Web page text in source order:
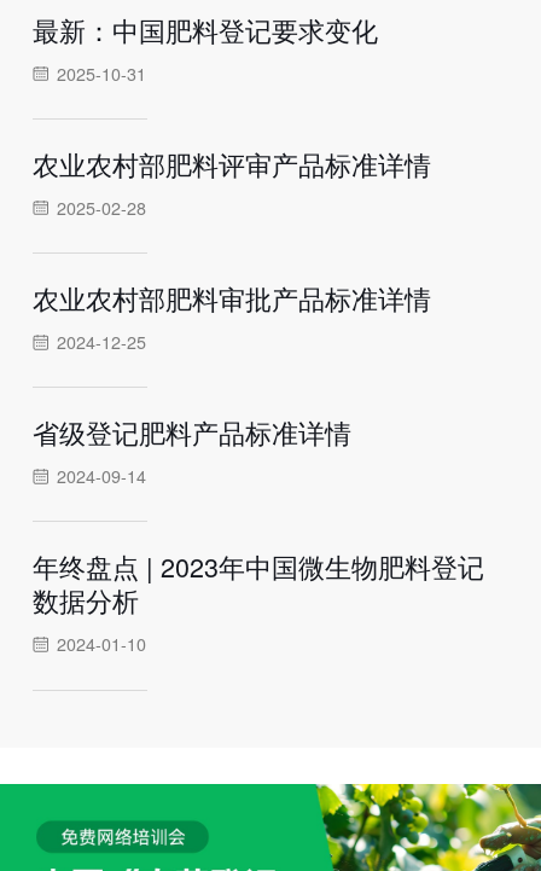
最新：中国肥料登记要求变化
2025-10-31
农业农村部肥料评审产品标准详情
2025-02-28
农业农村部肥料审批产品标准详情
2024-12-25
省级登记肥料产品标准详情
2024-09-14
年终盘点 | 2023年中国微生物肥料登记
数据分析
2024-01-10